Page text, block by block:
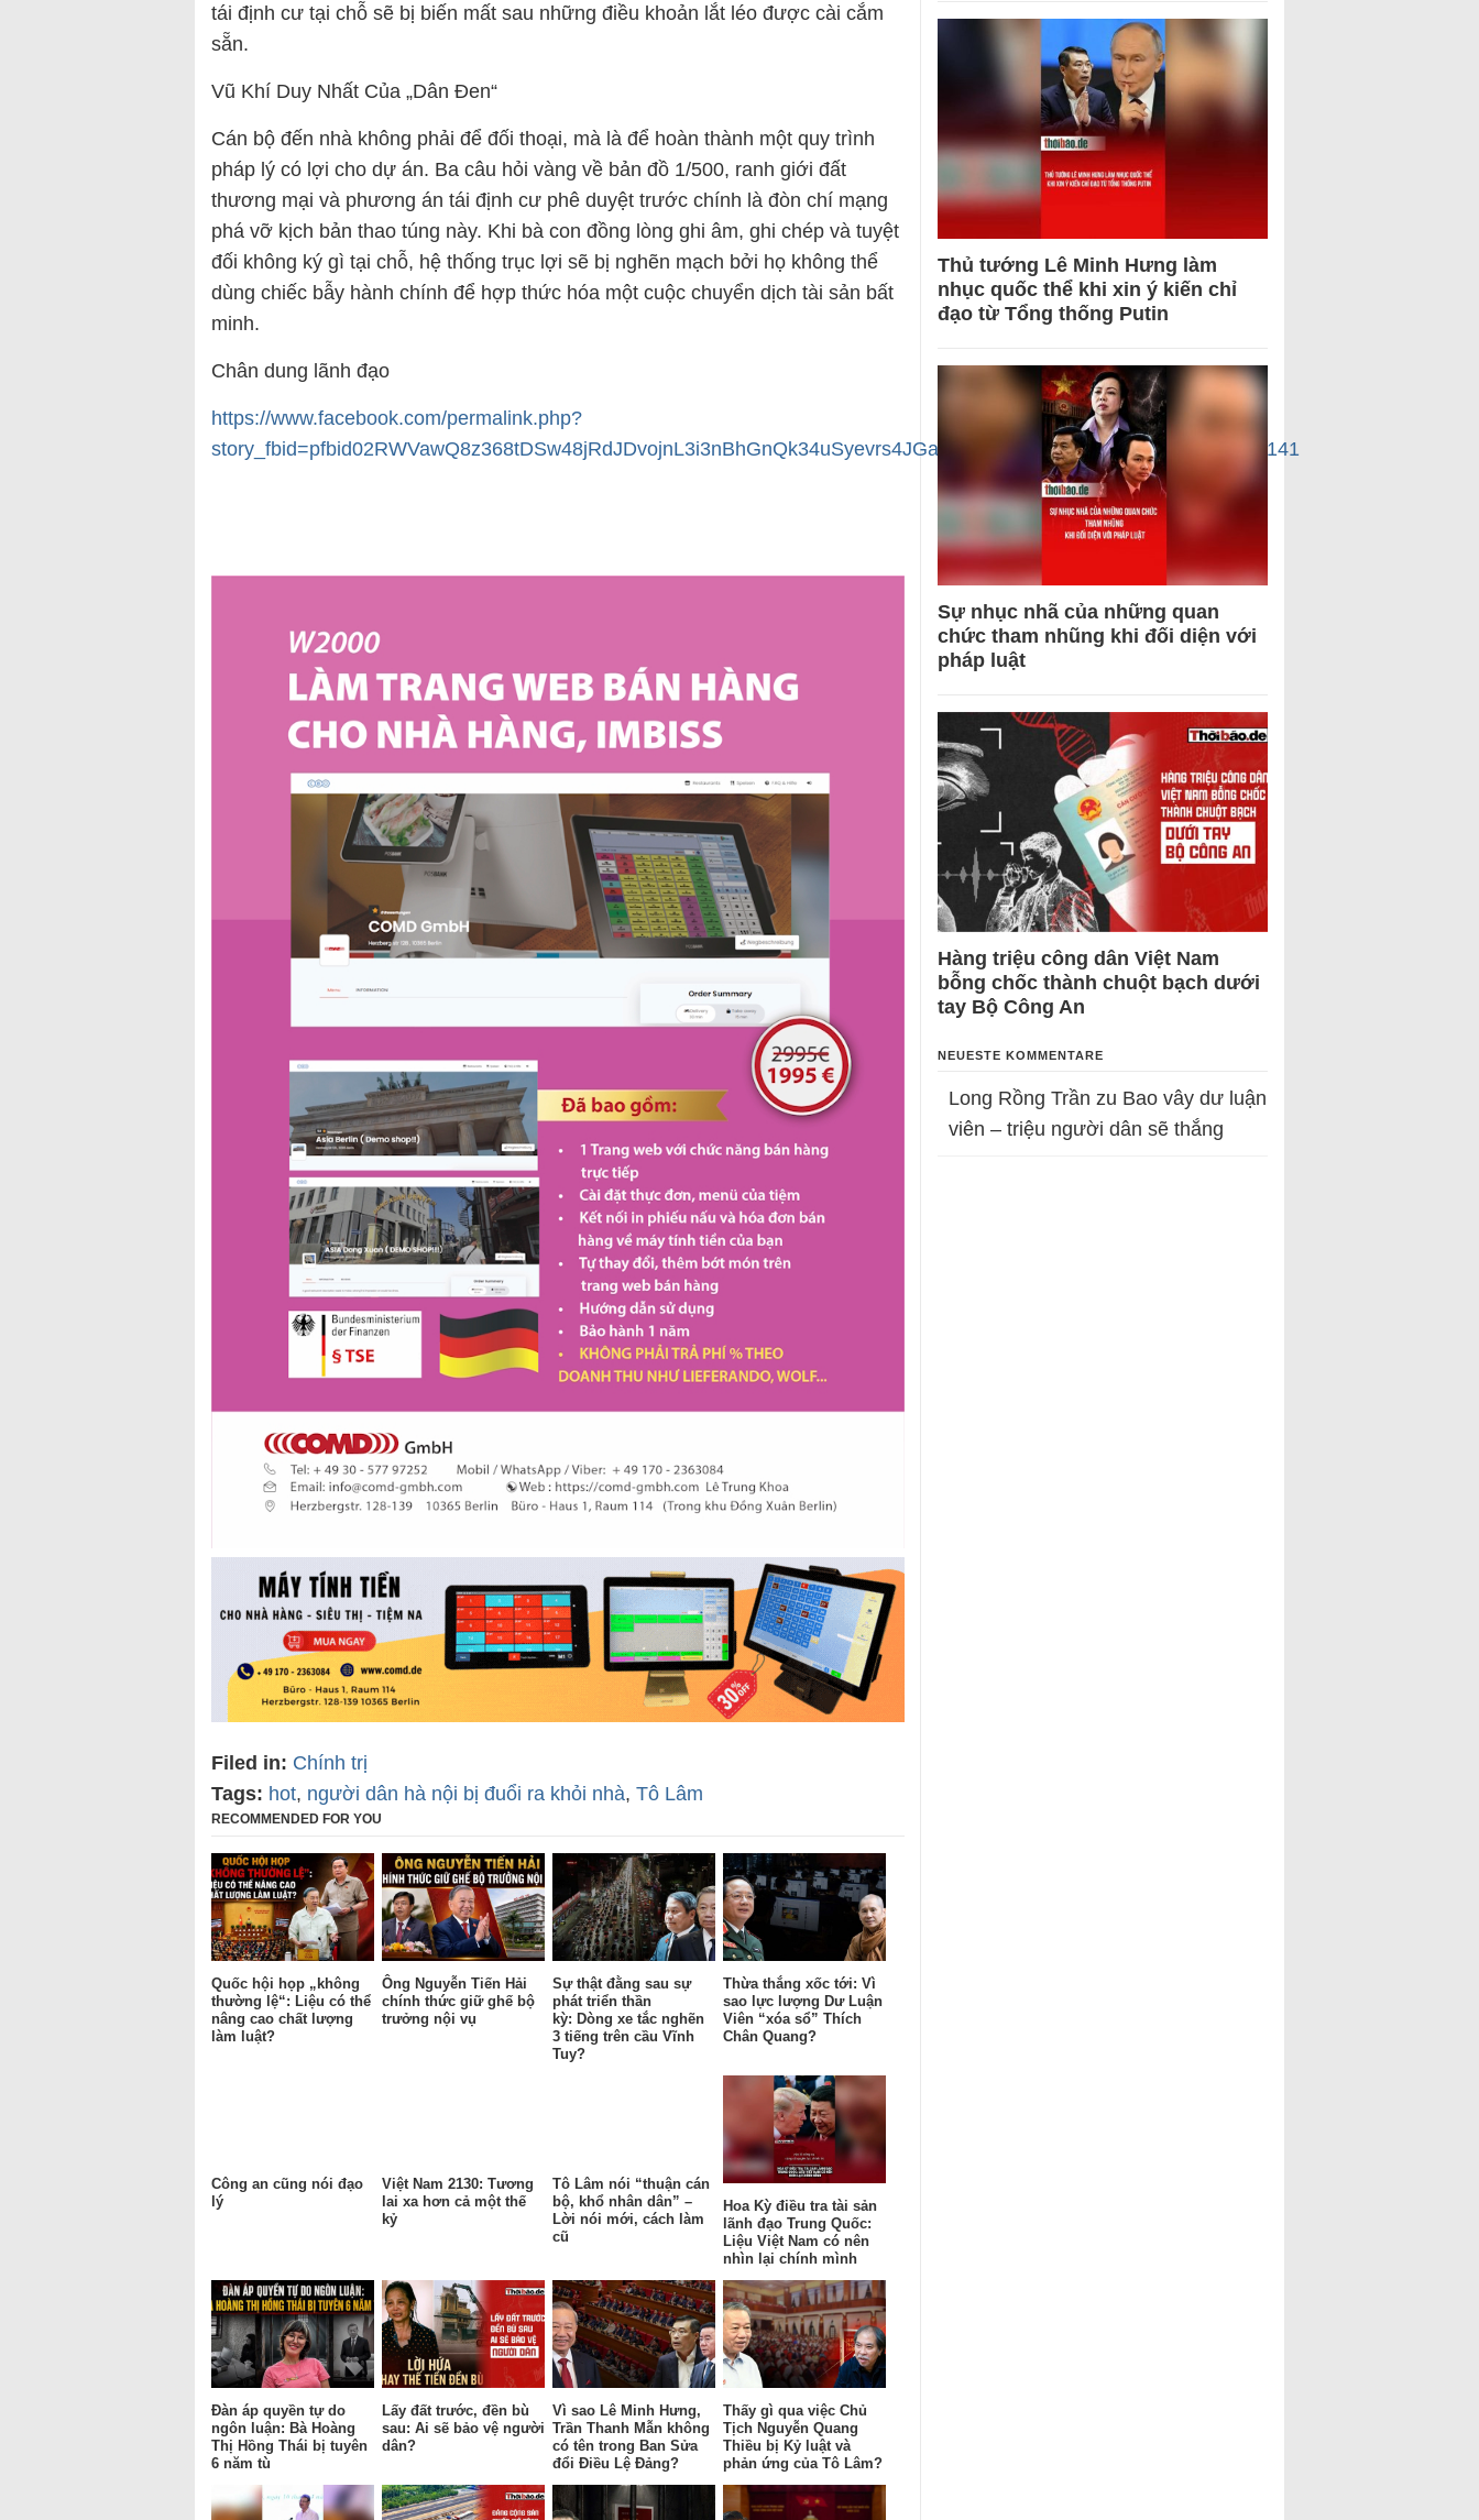
tái định cư tại chỗ sẽ bị biến mất sau những điều khoản lắt léo được cài cắm
sẵn.
Vũ Khí Duy Nhất Của „Dân Đen“
Cán bộ đến nhà không phải để đối thoại, mà là để hoàn thành một quy trình
pháp lý có lợi cho dự án. Ba câu hỏi vàng về bản đồ 1/500, ranh giới đất
thương mại và phương án tái định cư phê duyệt trước chính là đòn chí mạng
phá vỡ kịch bản thao túng này. Khi bà con đồng lòng ghi âm, ghi chép và tuyệt
đối không ký gì tại chỗ, hệ thống trục lợi sẽ bị nghẽn mạch bởi họ không thể
dùng chiếc bẫy hành chính để hợp thức hóa một cuộc chuyển dịch tài sản bất
minh.
Chân dung lãnh đạo
https://www.facebook.com/permalink.php?
story_fbid=pfbid02RWVawQ8z368tDSw48jRdJDvojnL3i3nBhGnQk34uSyevrs4JGa92smA8tYhiqkGWl&id=61576630523141
Filed in: Chính trị
Tags: hot, người dân hà nội bị đuổi ra khỏi nhà, Tô Lâm
RECOMMENDED FOR YOU
Quốc hội họp „không
thường lệ“: Liệu có thể
nâng cao chất lượng
làm luật?
Ông Nguyễn Tiến Hải
chính thức giữ ghế bộ
trưởng nội vụ
Sự thật đằng sau sự
phát triển thần
kỳ: Dòng xe tắc nghẽn
3 tiếng trên cầu Vĩnh
Tuy?
Thừa thắng xốc tới: Vì
sao lực lượng Dư Luận
Viên “xóa sổ” Thích
Chân Quang?
Công an cũng nói đạo
lý
Việt Nam 2130: Tương
lai xa hơn cả một thế
kỷ
Tô Lâm nói “thuận cán
bộ, khổ nhân dân” –
Lời nói mới, cách làm
cũ
Hoa Kỳ điều tra tài sản
lãnh đạo Trung Quốc:
Liệu Việt Nam có nên
nhìn lại chính mình
Đàn áp quyền tự do
ngôn luận: Bà Hoàng
Thị Hồng Thái bị tuyên
6 năm tù
Lấy đất trước, đền bù
sau: Ai sẽ bảo vệ người
dân?
Vì sao Lê Minh Hưng,
Trần Thanh Mẫn không
có tên trong Ban Sửa
đổi Điều Lệ Đảng?
Thấy gì qua việc Chủ
Tịch Nguyễn Quang
Thiều bị Kỷ luật và
phản ứng của Tô Lâm?
Thủ tướng Lê Minh Hưng làm
nhục quốc thể khi xin ý kiến chỉ
đạo từ Tổng thống Putin
Sự nhục nhã của những quan
chức tham nhũng khi đối diện với
pháp luật
Hàng triệu công dân Việt Nam
bỗng chốc thành chuột bạch dưới
tay Bộ Công An
NEUESTE KOMMENTARE
Long Rồng Trần zu Bao vây dư luận
viên – triệu người dân sẽ thắng